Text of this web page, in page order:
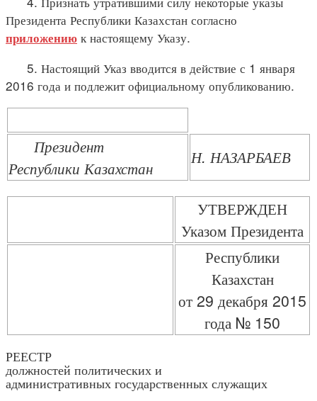
Президента Республики Казахстан согласно
приложению к настоящему Указу.
5. Настоящий Указ вводится в действие с 1 января
2016 года и подлежит официальному опубликованию.
Президент
Республики Казахстан
Н. НАЗАРБАЕВ
УТВЕРЖДЕН
Указом Президента
Республики
Казахстан
от 29 декабря 2015
года № 150
РЕЕСТР
должностей политических и
административных государственных служащих